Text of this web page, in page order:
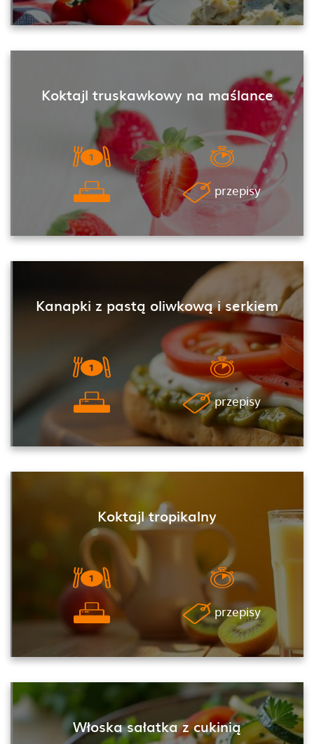
Koktajl truskawkowy na maślance
przepisy
Kanapki z pastą oliwkową i serkiem
przepisy
Koktajl tropikalny
przepisy
Włoska sałatka z cukinią